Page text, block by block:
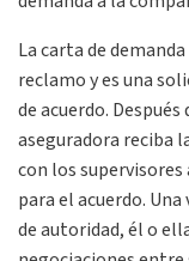
La carta de
reclamo y es una
de acuerdo.
aseguradora reciba
con los
para el acuerdo.
de autoridad, él o